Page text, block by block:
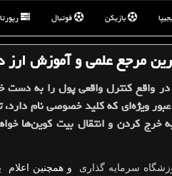
بازیکن فوتبال
مرجع علمی و آموزش ارز
در واقع كنترل واقعی پول را به دست
ویژه‌ای كه كلید خصوصی نام دارد،
خرج كردن و انتقال بیت كوین‌ها
سرمایه گذاری
و همچنین اعلام